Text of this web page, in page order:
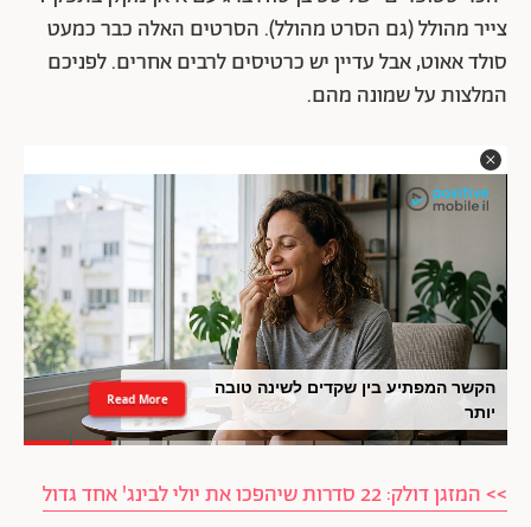
צייר מהולל (גם הסרט מהולל). הסרטים האלה כבר כמעט
סולד אאוט, אבל עדיין יש כרטיסים לרבים אחרים. לפניכם
המלצות על שמונה מהם.
הקשר המפתיע בין שקדים לשינה טובה
יותר
Read More
>> המזגן דולק: 22 סדרות שיהפכו את יולי לבינג' אחד גדול